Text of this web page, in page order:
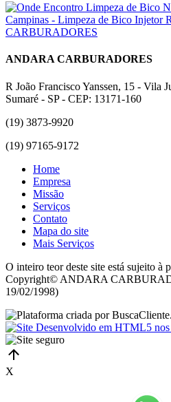
ANDARA CARBURADORES
R João Francisco Yanssen, 15 - Vila
Sumaré - SP - CEP: 13171-160
(19) 3873-9920
(19) 97165-9172
Home
Empresa
Missão
Serviços
Contato
Mapa do site
Mais Serviços
O inteiro teor deste site está sujeito à
Copyright© ANDARA
19/02/1998)
X